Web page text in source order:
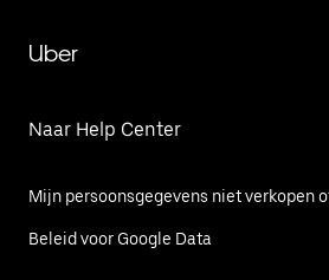
Uber
Naar Help Center
Mijn persoonsgegevens niet verkopen
Beleid voor Google Data